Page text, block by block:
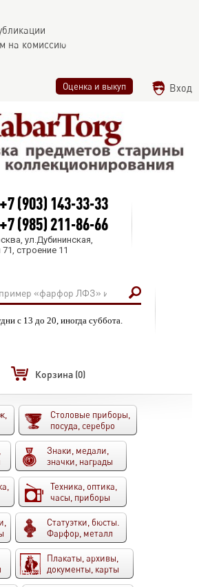
на комиссию
Оценка и выкуп Вход
+7 (903) 143-33-33
+7 (985) 211-86-66
ул.Дубининская,
строение 11
с 13 до 20, иногда суббота.
Корзина (0)
Столовые приборы,
посуда, серебро
Знаки, медали,
значки, награды
Техника, оптика,
часы, приборы
Статуэтки, бюсты.
Фарфор, металл
Плакаты, архивы,
документы, карты